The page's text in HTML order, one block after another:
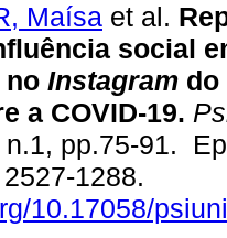
Maísa et al.
social
no Instagram do
a COVID-19.
n.1, pp.75-91.
1288.
10.17058/